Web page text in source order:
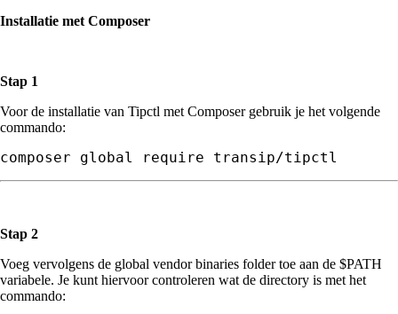
Installatie met Composer
Stap 1
Voor de installatie van Tipctl met Composer gebruik je het volgende
commando:
Stap 2
Voeg vervolgens de global vendor binaries folder toe aan de $PATH
variabele. Je kunt hiervoor controleren wat de directory is met het
commando: